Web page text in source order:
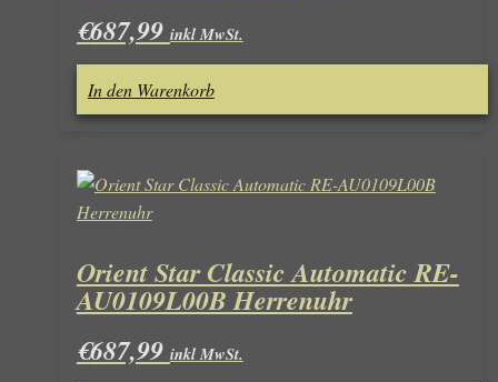
€687,99 inkl MwSt.
In den Warenkorb
Orient Star Classic Automatic RE-
AU0109L00B Herrenuhr
€687,99 inkl MwSt.